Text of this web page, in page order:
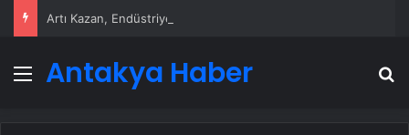
Menü
Antakya Haber